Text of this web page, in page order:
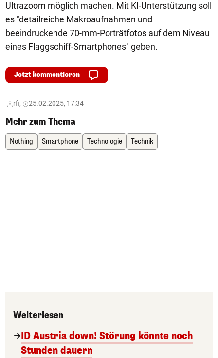
Ultrazoom möglich machen. Mit KI-Unterstützung soll
es "detailreiche Makroaufnahmen und
beeindruckende 70-mm-Porträtfotos auf dem Niveau
eines Flaggschiff-Smartphones" geben.
Jetzt kommentieren
rfi, 25.02.2025, 17:34
Mehr zum Thema
Nothing Smartphone Technologie Technik
Weiterlesen
ID Austria down! Störung könnte noch
Stunden dauern